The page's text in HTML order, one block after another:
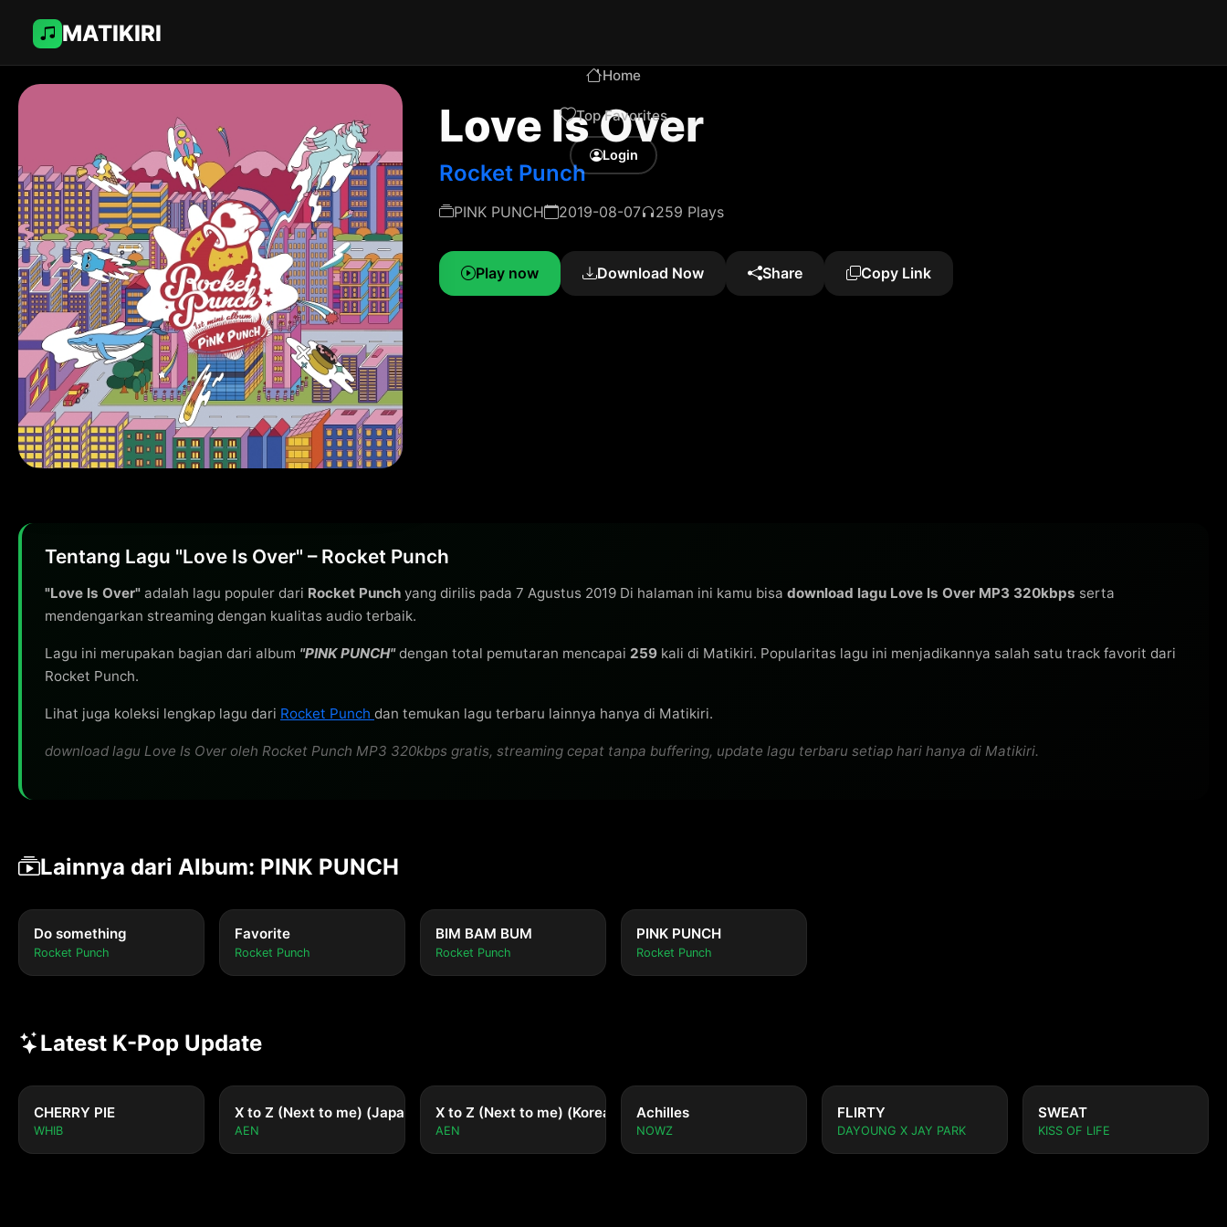
MATIKIRI
Home
Top Favorites
Login
Love Is Over
Rocket Punch
PINK PUNCH 2019-08-07 259 Plays
Play now Download Now Share Copy Link
Tentang Lagu "Love Is Over" – Rocket Punch
"Love Is Over" adalah lagu populer dari Rocket Punch yang dirilis pada 7 Agustus 2019 Di halaman ini kamu bisa download lagu Love Is Over MP3 320kbps serta
mendengarkan streaming dengan kualitas audio terbaik.
Lagu ini merupakan bagian dari album "PINK PUNCH"dengan total pemutaran mencapai 259 kali di Matikiri. Popularitas lagu ini menjadikannya salah satu track favorit dari
Rocket Punch.
Lihat juga koleksi lengkap lagu dari Rocket Punch dan temukan lagu terbaru lainnya hanya di Matikiri.
download lagu Love Is Over oleh Rocket Punch MP3 320kbps gratis, streaming cepat tanpa buffering, update lagu terbaru setiap hari hanya di Matikiri.
Lainnya dari Album: PINK PUNCH
Do something
Rocket Punch
Favorite
Rocket Punch
BIM BAM BUM
Rocket Punch
PINK PUNCH
Rocket Punch
Latest K-Pop Update
CHERRY PIE
WHIB
X to Z (Next to me) (Japanese ver.)
AEN
X to Z (Next to me) (Korean ver.)
AEN
Achilles
NOWZ
FLIRTY
DAYOUNG X JAY PARK
SWEAT
KISS OF LIFE